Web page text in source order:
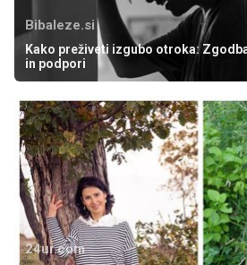
Bibaleze.si
Kako preživeti izgubo otroka:
in podpori
24ur.com